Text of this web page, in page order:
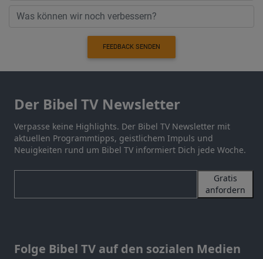
FEEDBACK SENDEN
Der Bibel TV Newsletter
Verpasse keine Highlights. Der Bibel TV Newsletter mit
aktuellen Programmtipps, geistlichem Impuls und
Neuigkeiten rund um Bibel TV informiert Dich jede Woche.
Gratis
anfordern
Folge Bibel TV auf den sozialen Medien